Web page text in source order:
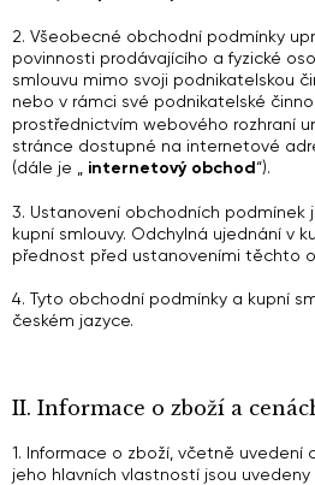
2. Všeobecné obchodní podmínky
povinnosti prodávajícího a fyzické
smlouvu mimo svoji podnikatelskou
nebo v rámci své podnikatelské
prostřednictvím webového rozhraní
stránce dostupné na internetové
(dále je „ internetový obchod“).
3. Ustanovení obchodních podmínek
kupní smlouvy. Odchylná ujednání v
přednost před ustanoveními těchto
4. Tyto obchodní podmínky a kupní
českém jazyce.
II. Informace o zboží a
1. Informace o zboží, včetně uvedení
jeho hlavních vlastností jsou